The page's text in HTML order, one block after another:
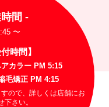
間 -
〜
時間】
カラー PM 5:15
毛矯正 PM 4:15
ので、詳しくは店舗にお
下さい。